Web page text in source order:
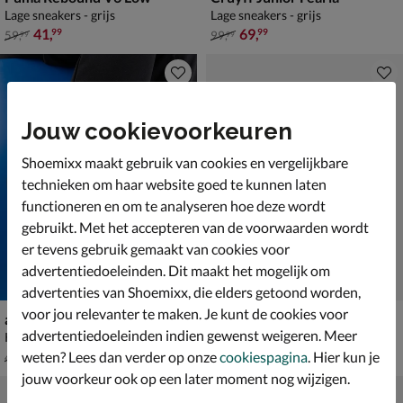
Lage sneakers - grijs
van € 59,99 voor € 41,99
59,99 41,99
Lage sneakers - grijs
van € 99,99 voor € 69,99
99,99 69,99
adidas Rapid Court Low
Klittenbandschoenen - grijs
van € 44,99 voor € 31,49
44 99 31,49
Vans SK-8 Mid
Klittenbandschoenen - grijs
van € 59,99 voor € 41,99
59,99 41,99
Jouw cookievoorkeuren
Shoemixx maakt gebruik van cookies en vergelijkbare
technieken om haar website goed te kunnen laten
functioneren en om te analyseren hoe deze wordt
gebruikt. Met het accepteren van de voorwaarden wordt
er tevens gebruik gemaakt van cookies voor
advertentiedoeleinden. Dit maakt het mogelijk om
advertenties van Shoemixx, die elders getoond worden,
voor jou relevanter te maken. Je kunt de cookies voor
advertentiedoeleinden indien gewenst weigeren. Meer
weten? Lees dan verder op onzecookiespagina. Hier kun je
jouw voorkeur ook op een later moment nog wijzigen.